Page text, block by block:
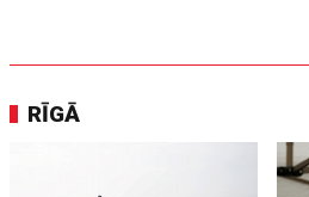
RĪGĀ